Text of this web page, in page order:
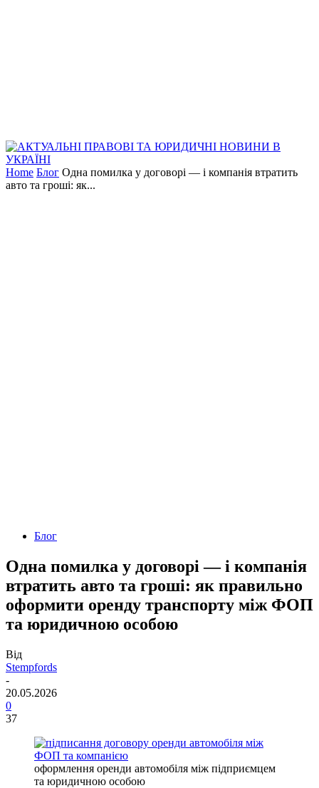
Home Блог Одна помилка у договорі — і компанія втратить
авто та гроші: як...
Блог
Одна помилка у договорі — і компанія
втратить авто та гроші: як правильно
оформити оренду транспорту між ФОП
та юридичною особою
Від
Stempfords
-
20.05.2026
0
37
оформлення оренди автомобіля між підприємцем
та юридичною особою